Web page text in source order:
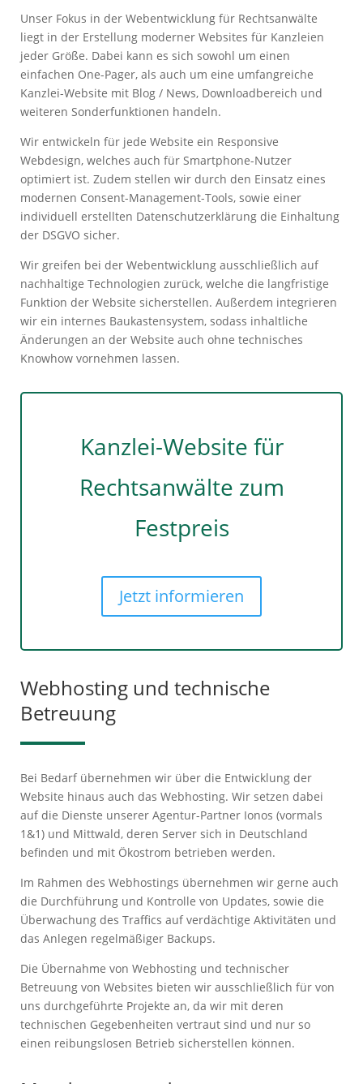
Unser Fokus in der Webentwicklung für Rechtsanwälte
liegt in der Erstellung moderner Websites für Kanzleien
jeder Größe. Dabei kann es sich sowohl um einen
einfachen One-Pager, als auch um eine umfangreiche
Kanzlei-Website mit Blog / News, Downloadbereich und
weiteren Sonderfunktionen handeln.
Wir entwickeln für jede Website ein Responsive
Webdesign, welches auch für Smartphone-Nutzer
optimiert ist. Zudem stellen wir durch den Einsatz eines
modernen Consent-Management-Tools, sowie einer
individuell erstellten Datenschutzerklärung die Einhaltung
der DSGVO sicher.
Wir greifen bei der Webentwicklung ausschließlich auf
nachhaltige Technologien zurück, welche die langfristige
Funktion der Website sicherstellen. Außerdem integrieren
wir ein internes Baukastensystem, sodass inhaltliche
Änderungen an der Website auch ohne technisches
Knowhow vornehmen lassen.
Webhosting und technische
Betreuung
Bei Bedarf übernehmen wir über die Entwicklung der
Website hinaus auch das Webhosting. Wir setzen dabei
auf die Dienste unserer Agentur-Partner Ionos (vormals
1&1) und Mittwald, deren Server sich in Deutschland
befinden und mit Ökostrom betrieben werden.
Im Rahmen des Webhostings übernehmen wir gerne auch
die Durchführung und Kontrolle von Updates, sowie die
Überwachung des Traffics auf verdächtige Aktivitäten und
das Anlegen regelmäßiger Backups.
Die Übernahme von Webhosting und technischer
Betreuung von Websites bieten wir ausschließlich für von
uns durchgeführte Projekte an, da wir mit deren
technischen Gegebenheiten vertraut sind und nur so
einen reibungslosen Betrieb sicherstellen können.
Kanzlei-Website für
Rechtsanwälte zum
Festpreis
Jetzt informieren